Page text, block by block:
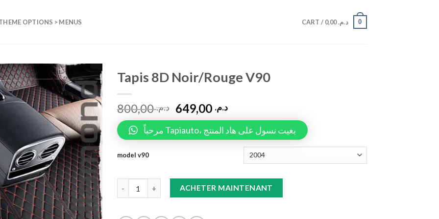
OPTIONS > MENUS CART / د.م.0,00 0
Add to
wishlist
Tapis 8D Noir/Rouge V90
د.م.800,00 د.م.
مرحباً Tapiauto، بغيت نسول على هاد المنتج
model v90
Tapis 8D Noir/Rouge V90 quantity
ACHETER MAINTENANT